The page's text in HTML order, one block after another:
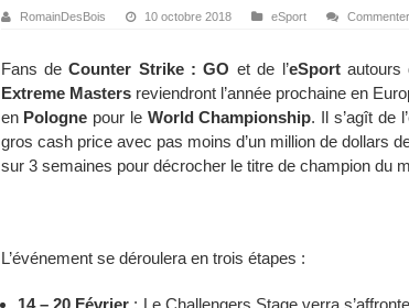
RomainDesBois 10 octobre 2018 eSport Commenter
Fans deCounter Strike : GO et de l’eSportautours
Extreme Mastersreviendront l’année prochaine en
en Pologne pour le World Championship. Il s’agît de
gros cash price avec pas moins d’un million de dollars
sur 3 semaines pour décrocher le titre de champion du
L’événement se déroulera en trois étapes :
14 – 20 Février : Le Challengers Stage verra